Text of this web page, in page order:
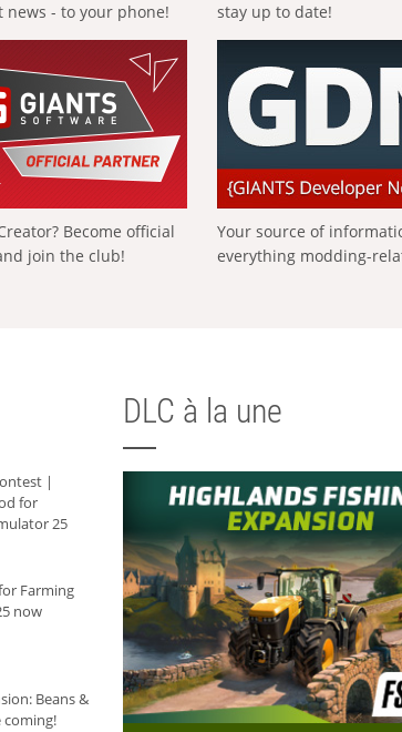
news - to your phone!
stay up to date!
Become official
join the club!
Your source of
everything modding-
|
for
25
Farming
now
Beans &
coming!
DLC à la une